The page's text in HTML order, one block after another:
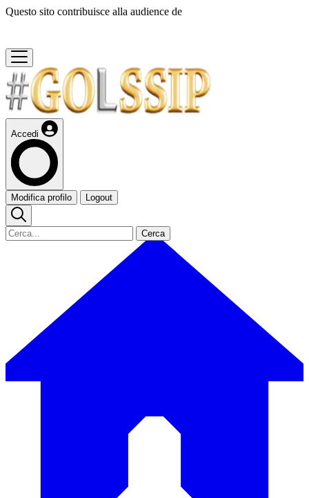
Questo sito contribuisce alla audience de
Accedi
Modifica profilo Logout
Cerca